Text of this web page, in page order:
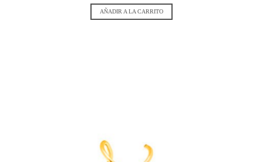
AÑADIR A LA CARRITO